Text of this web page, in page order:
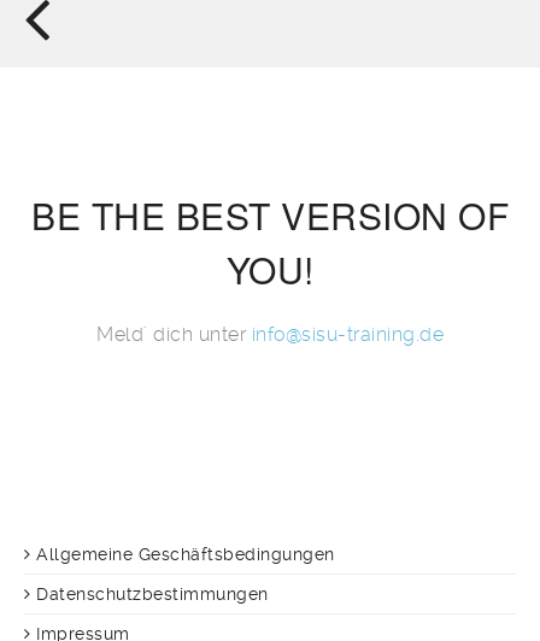
BE THE BEST VERSION OF
YOU!
Meld' dich unter info@sisu-training.de
Allgemeine Geschäftsbedingungen
Datenschutzbestimmungen
Impressum